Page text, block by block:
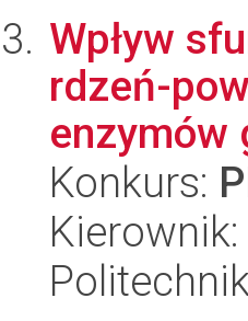
Wpływ
rdzeń-
enzymów
Konkurs: